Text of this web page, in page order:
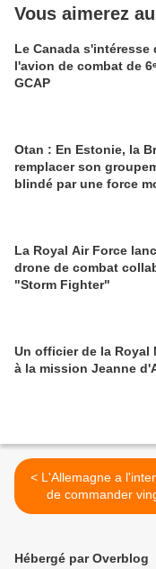
Vous aimerez
Le Canada s'intéresse
l'avion de combat de
GCAP
Otan : En Estonie, la
remplacer son
blindé par une force
La Royal Air Force
drone de combat
"Storm Fighter"
Un officier de la Royal
à la mission Jeanne
< L'Allemagne a l'intention
de commander
hélicoptères
Hébergé par Overblog